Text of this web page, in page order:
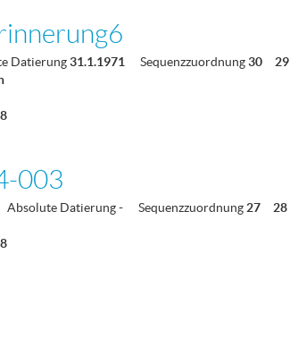
Datierung31.1.1971 Sequenzzuordnung30 29
003
Absolute Datierung- Sequenzzuordnung27 28